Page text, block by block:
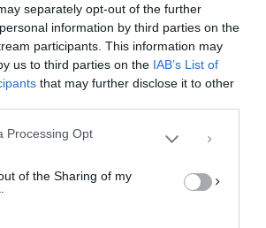
separately opt-out of the further
information by third parties on the
participants. This information may
us to third parties on the IAB’s List of
that may further disclose it to other
Processing Opt
of the Sharing of my
Συγκατάθεσης
εμπειρία, χρησιμοποιούμε τεχνολογίες όπως
ή/και την πρόσβαση σε πληροφορίες συσκευών.
λόγω τεχνολογίες θα μας επιτρέψει να
προσωπικού χαρακτήρα, όπως συμπεριφορά
σε αυτόν τον ιστότοπο. Η μη
της συγκατάθεσης, μπορεί να επηρεάσει
και δυνατότητες.